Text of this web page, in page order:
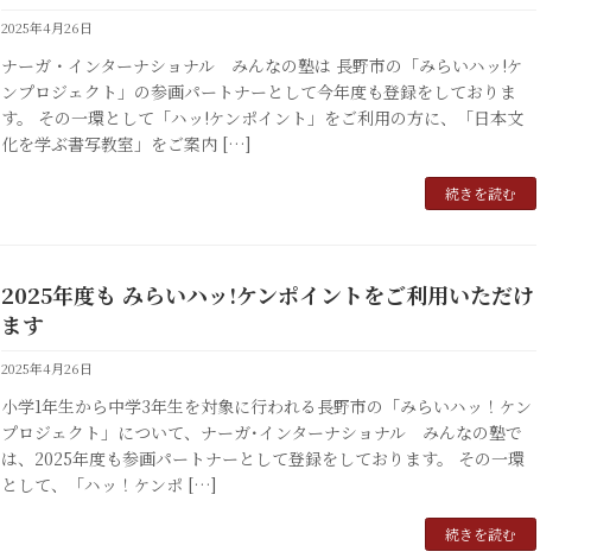
2025年4月26日
ナーガ・インターナショナル みんなの塾は 長野市の「みらいハッ!ケ
ンプロジェクト」の参画パートナーとして今年度も登録をしておりま
す。 その一環として「ハッ!ケンポイント」をご利用の方に、「日本文
化を学ぶ書写教室」をご案内 […]
続きを読む
2025年度も みらいハッ!ケンポイントをご利用いただけ
ます
2025年4月26日
小学1年生から中学3年生を対象に行われる長野市の「みらいハッ！ケン
プロジェクト」について、ナーガ･インターナショナル みんなの塾で
は、2025年度も参画パートナーとして登録をしております。 その一環
として、「ハッ！ケンポ […]
続きを読む